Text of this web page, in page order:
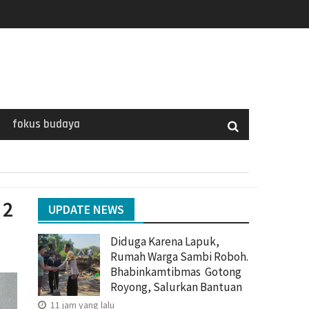
fokus budaya
UPDATE NEWS
Diduga Karena Lapuk,
Rumah Warga Sambi Roboh.
Bhabinkamtibmas Gotong
Royong, Salurkan Bantuan
11 jam yang lalu